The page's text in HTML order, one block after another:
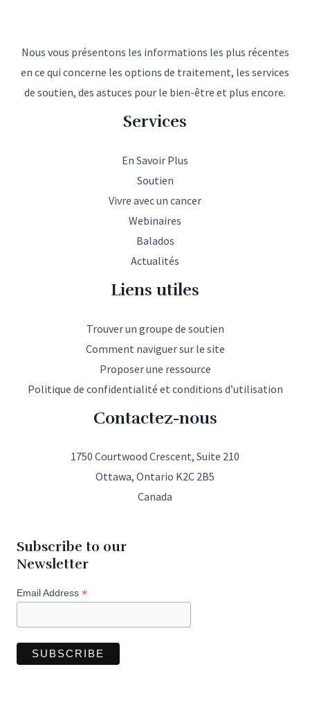
Nous vous présentons les informations les plus récentes
en ce qui concerne les options de traitement, les services
de soutien, des astuces pour le bien-être et plus encore.
Services
En Savoir Plus
Soutien
Vivre avec un cancer
Webinaires
Balados
Actualités
Liens utiles
Trouver un groupe de soutien
Comment naviguer sur le site
Proposer une ressource
Politique de confidentialité et conditions d’utilisation
Contactez-nous
1750 Courtwood Crescent, Suite 210
Ottawa, Ontario K2C 2B5
Canada
Subscribe to our
Newsletter
Email Address *